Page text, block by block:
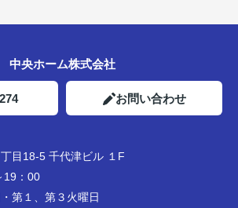
中央ホーム株式会社
お問い合わせ
目18-5 千代津ビル １F
19：00
第１、第３火曜日